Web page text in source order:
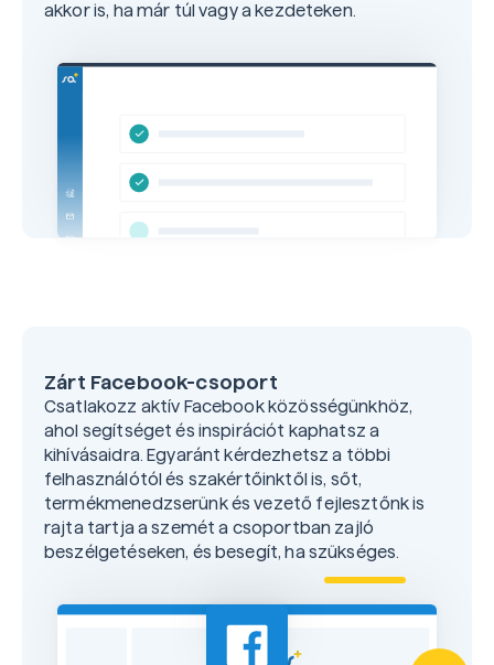
akkor is, ha már túl vagy a kezdeteken.
Zárt Facebook-csoport
Csatlakozz aktív Facebook közösségünkhöz,
ahol segítséget és inspirációt kaphatsz a
kihívásaidra. Egyaránt kérdezhetsz a többi
felhasználótól és szakértőinktől is, sőt,
termékmenedzserünk és vezető fejlesztőnk is
rajta tartja a szemét a csoportban zajló
beszélgetéseken, és besegít, ha szükséges.